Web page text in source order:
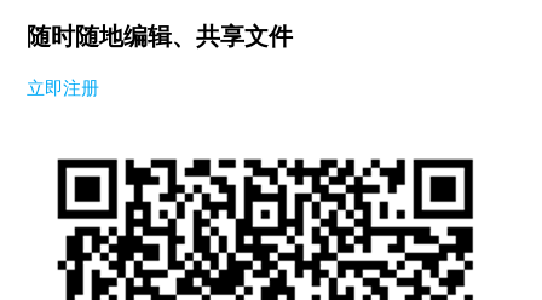
随时随地编辑、共享文件
立即注册